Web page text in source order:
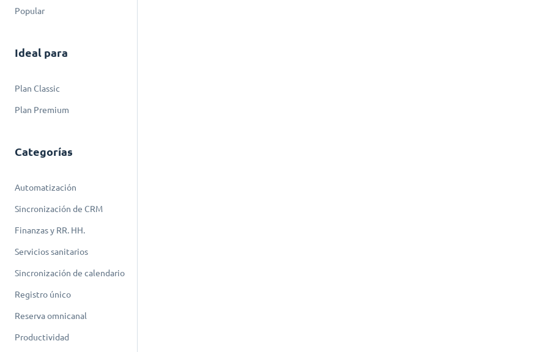
Popular
Ideal para
Plan Classic
Plan Premium
Categorías
Automatización
Sincronización de CRM
Finanzas y RR. HH.
Servicios sanitarios
Sincronización de calendario
Registro único
Reserva omnicanal
Productividad